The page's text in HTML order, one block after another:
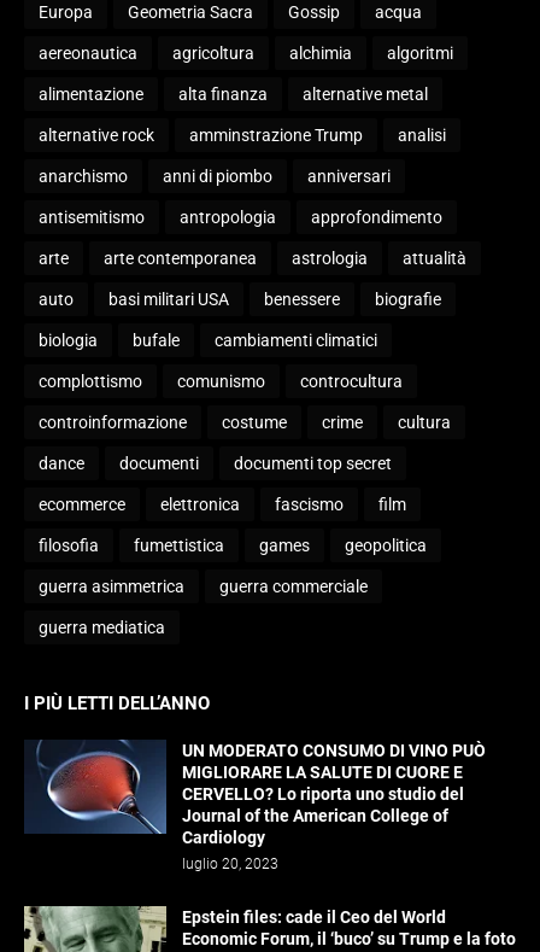
Europa Geometria Sacra Gossip acqua
aereonautica agricoltura alchimia algoritmi
alimentazione alta finanza alternative metal
alternative rock amminstrazione Trump analisi
anarchismo anni di piombo anniversari
antisemitismo antropologia approfondimento
arte arte contemporanea astrologia attualità
auto basi militari USA benessere biografie
biologia bufale cambiamenti climatici
complottismo comunismo controcultura
controinformazione costume crime cultura
dance documenti documenti top secret
ecommerce elettronica fascismo film
filosofia fumettistica games geopolitica
guerra asimmetrica guerra commerciale
guerra mediatica
I PIÙ LETTI DELL’ANNO
UN MODERATO CONSUMO DI VINO PUÒ
MIGLIORARE LA SALUTE DI CUORE E
CERVELLO? Lo riporta uno studio del
Journal of the American College of
Cardiology
luglio 20, 2023
Epstein files: cade il Ceo del World
Economic Forum, il ‘buco’ su Trump e la foto